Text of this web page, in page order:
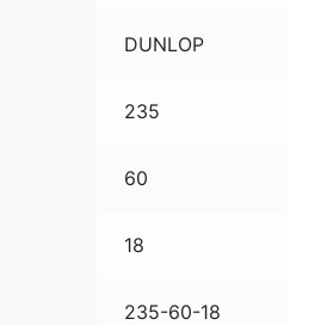
DUNLOP
235
60
18
235-60-18